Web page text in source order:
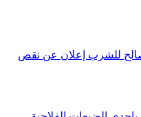
للشرب إعلان عن نقص